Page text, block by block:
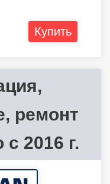
Купить
ремонт
2016 г.